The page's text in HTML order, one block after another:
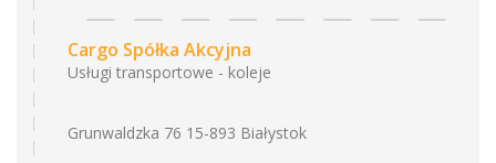
Cargo Spółka Akcyjna
Usługi transportowe - koleje
Grunwaldzka 76 15-893 Białystok